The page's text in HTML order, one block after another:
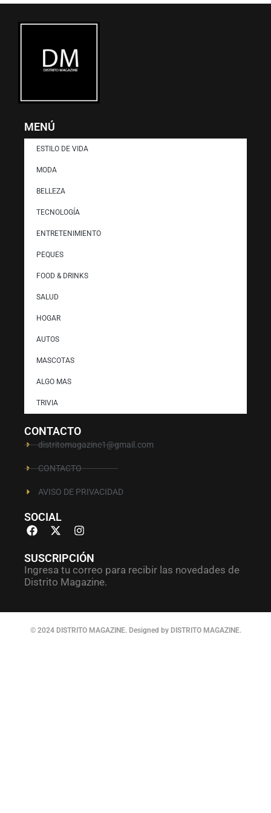
MENÚ
ESTILO DE VIDA
MODA
BELLEZA
TECNOLOGÍA
ENTRETENIMIENTO
PEQUES
FOOD & DRINKS
SALUD
HOGAR
AUTOS
MASCOTAS
ALGO MAS
TRIVIA
CONTACTO
distritomagazine1@gmail.com
CONTACTO
AVISO DE PRIVACIDAD
SOCIAL
SUSCRIPCIÓN
Ingresa tu correo para recibir las novedades de
Distrito Magazine.
© 2024 DISTRITO MAGAZINE. Designed by DISTRITO MAGAZINE.